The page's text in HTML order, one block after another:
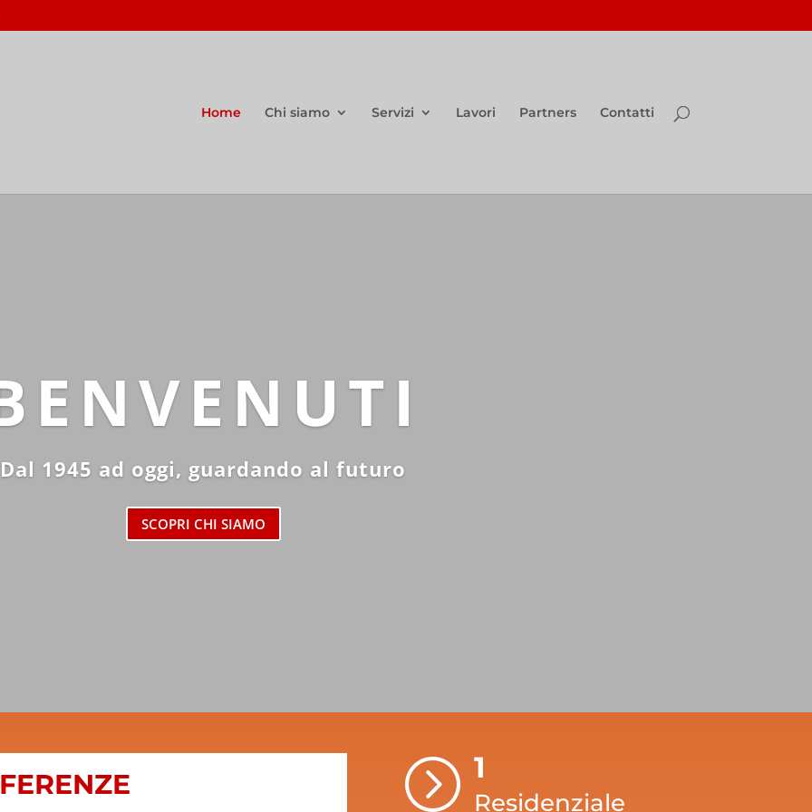
Home Chi siamo Servizi Lavori Partners Contatti
Dal 1945 ad oggi, guardando al futuro
SCOPRI CHI SIAMO
= 1
Residenziale